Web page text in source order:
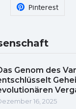
Pinterest
Genom des
16, 2025